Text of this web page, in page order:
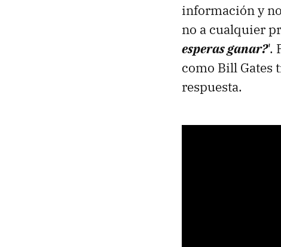
información y
no a cualquier
esperas ganar?'.
como Bill Gates
respuesta.